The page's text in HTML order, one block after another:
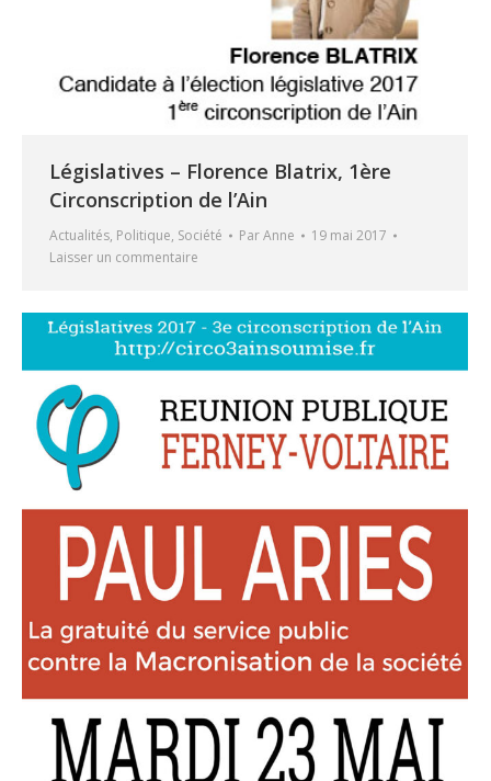
Législatives – Florence Blatrix, 1ère
Circonscription de l’Ain
Actualités, Politique, Société ParAnne
19 mai 2017
Laisser un commentaire